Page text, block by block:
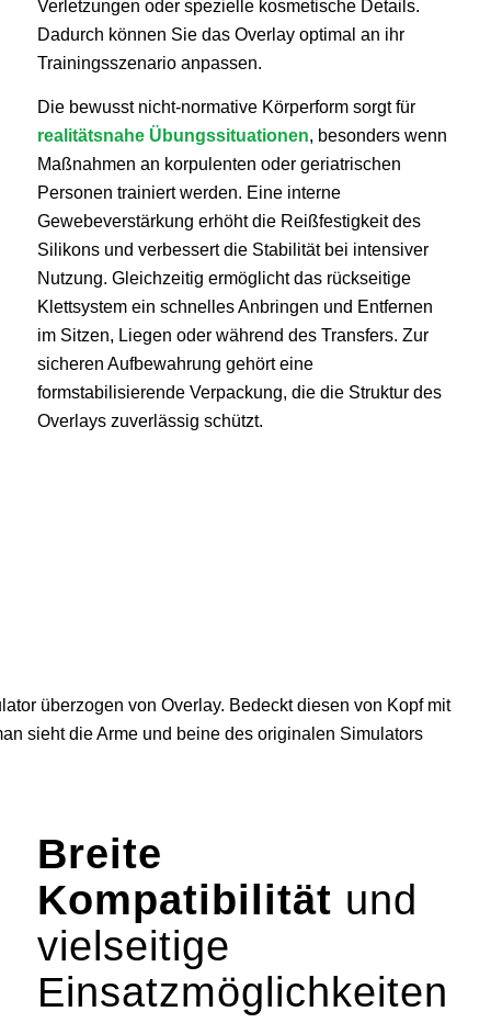
Verletzungen oder spezielle kosmetische Details.
Dadurch können Sie das Overlay optimal an ihr
Trainingsszenario anpassen.
Die bewusst nicht-normative Körperform sorgt für
realitätsnahe Übungssituationen, besonders wenn
Maßnahmen an korpulenten oder geriatrischen
Personen trainiert werden. Eine interne
Gewebeverstärkung erhöht die Reißfestigkeit des
Silikons und verbessert die Stabilität bei intensiver
Nutzung. Gleichzeitig ermöglicht das rückseitige
Klettsystem ein schnelles Anbringen und Entfernen
im Sitzen, Liegen oder während des Transfers. Zur
sicheren Aufbewahrung gehört eine
formstabilisierende Verpackung, die die Struktur des
Overlays zuverlässig schützt.
Breite
Kompatibilität und
vielseitige
Einsatzmöglichkeiten